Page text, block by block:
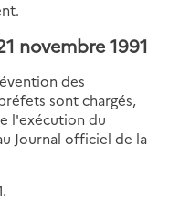
novembre 1991
des
sont chargés,
l'exécution du
Journal officiel de la